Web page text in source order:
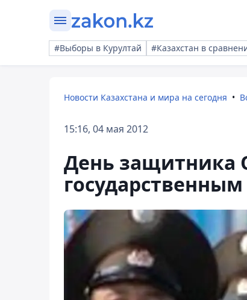
#Выборы в Курултай #Казахстан в
Новости Казахстана и мира на сегодня
15:16, 04 мая 2012
День защитника